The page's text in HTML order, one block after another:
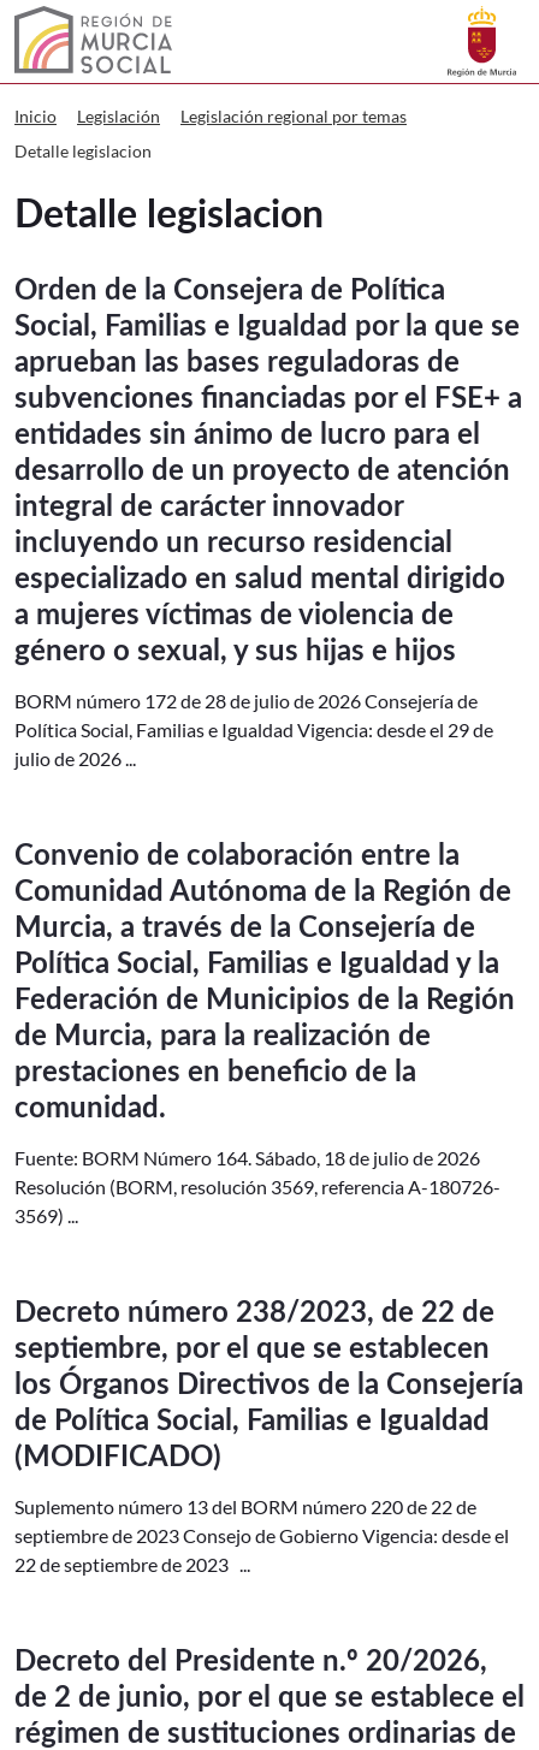
Murcia Social Detalle legislacionBuscar
Inicio Legislación
Legislación regional por temas
Detalle legislacion
Detalle legislacion
Orden de la Consejera de Política
Social, Familias e Igualdad por la que se
aprueban las bases reguladoras de
subvenciones financiadas por el FSE+ a
entidades sin ánimo de lucro para el
desarrollo de un proyecto de atención
integral de carácter innovador
incluyendo un recurso residencial
especializado en salud mental dirigido
a mujeres víctimas de violencia de
género o sexual, y sus hijas e hijos
BORM número 172 de 28 de julio de 2026 Consejería de
Política Social, Familias e Igualdad Vigencia: desde el 29 de
julio de 2026 ...
Convenio de colaboración entre la
Comunidad Autónoma de la Región de
Murcia, a través de la Consejería de
Política Social, Familias e Igualdad y la
Federación de Municipios de la Región
de Murcia, para la realización de
prestaciones en beneficio de la
comunidad.
Fuente: BORM Número 164. Sábado, 18 de julio de 2026
Resolución (BORM, resolución 3569, referencia A-180726-
3569) ...
Decreto número 238/2023, de 22 de
septiembre, por el que se establecen
los Órganos Directivos de la Consejería
de Política Social, Familias e Igualdad
(MODIFICADO)
Suplemento número 13 del BORM número 220 de 22 de
septiembre de 2023 Consejo de Gobierno Vigencia: desde el
22 de septiembre de 2023 ...
Decreto del Presidente n.º 20/2026,
de 2 de junio, por el que se establece el
régimen de sustituciones ordinarias de